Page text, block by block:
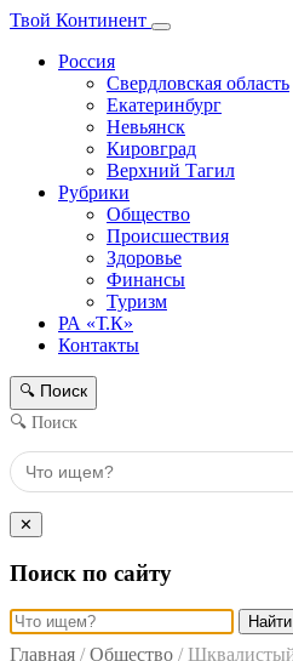
Твой Континент
Россия
Свердловская область
Екатеринбург
Невьянск
Кировград
Верхний Тагил
Рубрики
Общество
Происшествия
Здоровье
Финансы
Туризм
РА «Т.К»
Контакты
🔍 Поиск
🔍 Поиск
✕
Поиск по сайту
Найти
Главная / Общество / Шквалистый